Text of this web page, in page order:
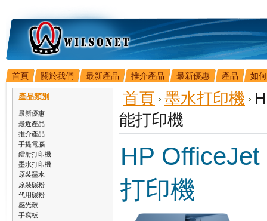
首頁 關於我們 最新產品 推介產品 最新優惠 產品 如
產品類別
最新優惠
最近產品
推介產品
手提電腦
鐳射打印機
墨水打印機
原裝墨水
原裝碳粉
代用碳粉
感光鼓
手寫板
首頁 墨水打印機
能打印機
HP
打印機